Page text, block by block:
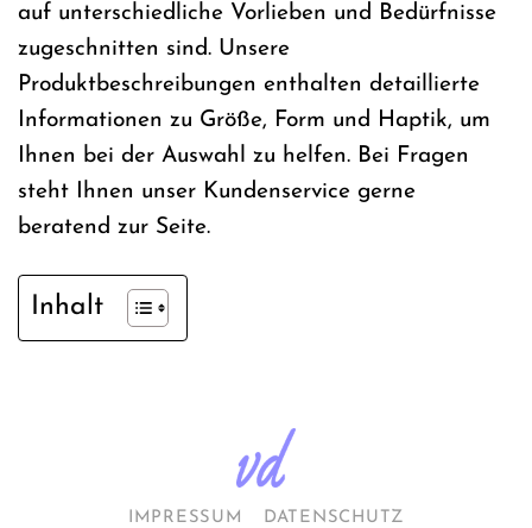
auf unterschiedliche Vorlieben und Bedürfnisse
zugeschnitten sind. Unsere
Produktbeschreibungen enthalten detaillierte
Informationen zu Größe, Form und Haptik, um
Ihnen bei der Auswahl zu helfen. Bei Fragen
steht Ihnen unser Kundenservice gerne
beratend zur Seite.
Inhalt
IMPRESSUM DATENSCHUTZ